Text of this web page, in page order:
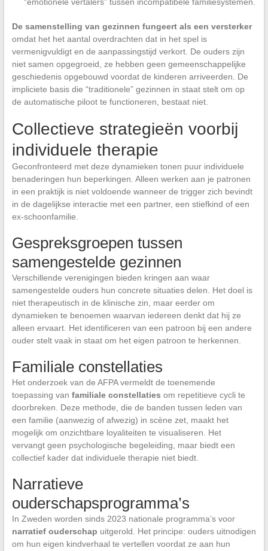
De samenstelling van gezinnen fungeert als een versterker
omdat het het aantal overdrachten dat in het spel is
vermenigvuldigt en de aanpassingstijd verkort. De ouders zijn
niet samen opgegroeid, ze hebben geen gemeenschappelijke
geschiedenis opgebouwd voordat de kinderen arriveerden. De
impliciete basis die “traditionele” gezinnen in staat stelt om op
de automatische piloot te functioneren, bestaat niet.
Collectieve strategieën voorbij
individuele therapie
Geconfronteerd met deze dynamieken tonen puur individuele
benaderingen hun beperkingen. Alleen werken aan je patronen
in een praktijk is niet voldoende wanneer de trigger zich bevindt
in de dagelijkse interactie met een partner, een stiefkind of een
ex-schoonfamilie.
Gespreksgroepen tussen
samengestelde gezinnen
Verschillende verenigingen bieden kringen aan waar
samengestelde ouders hun concrete situaties delen. Het doel is
niet therapeutisch in de klinische zin, maar eerder om
dynamieken te benoemen waarvan iedereen denkt dat hij ze
alleen ervaart. Het identificeren van een patroon bij een andere
ouder stelt vaak in staat om het eigen patroon te herkennen.
Familiale constellaties
Het onderzoek van de AFPA vermeldt de toenemende
toepassing van familiale constellaties om repetitieve cycli te
doorbreken. Deze methode, die de banden tussen leden van
een familie (aanwezig of afwezig) in scène zet, maakt het
mogelijk om onzichtbare loyaliteiten te visualiseren. Het
vervangt geen psychologische begeleiding, maar biedt een
collectief kader dat individuele therapie niet biedt.
Narratieve
ouderschapsprogramma’s
In Zweden worden sinds 2023 nationale programma’s voor
narratief ouderschap uitgerold. Het principe: ouders uitnodigen
om hun eigen kindverhaal te vertellen voordat ze aan hun